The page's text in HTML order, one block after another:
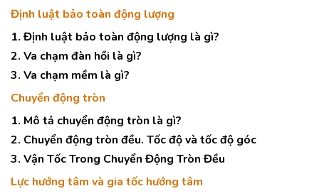
Định luật bảo toàn động lượng
1. Định luật bảo toàn động lượng là gì?
2. Va chạm đàn hồi là gì?
3. Va chạm mềm là gì?
Chuyển động tròn
1. Mô tả chuyển động tròn là gì?
2. Chuyển động tròn đều. Tốc độ và tốc độ góc
3. Vận Tốc Trong Chuyển Động Tròn Đều
Lực hướng tâm và gia tốc hướng tâm